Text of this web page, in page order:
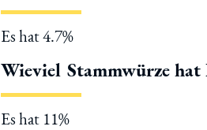
Es hat 4.7%
Wieviel Stammwürze
Es hat 11%